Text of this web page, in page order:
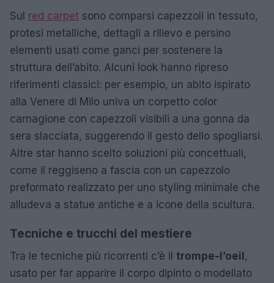
Sul red carpet sono comparsi capezzoli in tessuto,
protesi metalliche, dettagli a rilievo e persino
elementi usati come ganci per sostenere la
struttura dell’abito. Alcuni look hanno ripreso
riferimenti classici: per esempio, un abito ispirato
alla Venere di Milo univa un corpetto color
carnagione con capezzoli visibili a una gonna da
sera slacciata, suggerendo il gesto dello spogliarsi.
Altre star hanno scelto soluzioni più concettuali,
come il reggiseno a fascia con un capezzolo
preformato realizzato per uno styling minimale che
alludeva a statue antiche e a icone della scultura.
Tecniche e trucchi del mestiere
Tra le tecniche più ricorrenti c’è il trompe-l’oeil,
usato per far apparire il corpo dipinto o modellato